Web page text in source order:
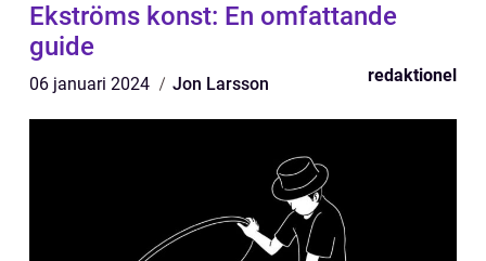
Ekströms konst: En omfattande
guide
06 januari 2024 Jon Larsson redaktionel